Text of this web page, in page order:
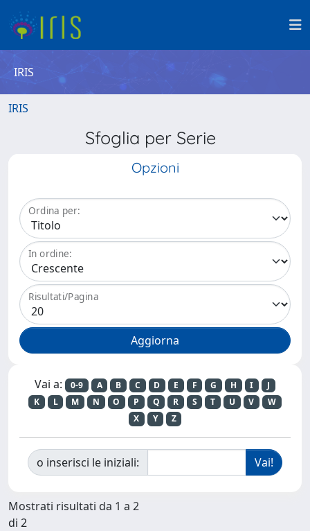
IRIS
IRIS
Sfoglia per Serie
Opzioni
Ordina per:
In ordine:
Risultati/Pagina
Vai a: 0-9 A B C D E F G H I
J
K
L M N O P Q R S T U V
W
X
Y Z
o inserisci le iniziali:
Mostrati risultati da 1 a 2
di 2